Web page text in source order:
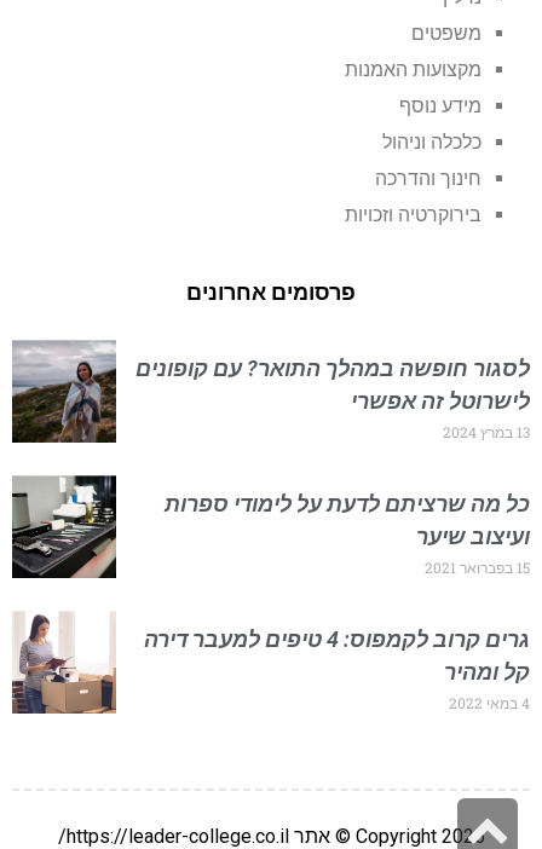
משפטים
מקצועות האמנות
מידע נוסף
כלכלה וניהול
חינוך והדרכה
בירוקרטיה וזכויות
פרסומים אחרונים
לסגור חופשה במהלך התואר? עם קופונים
לישרוטל זה אפשרי
13 במרץ 2024
כל מה שרציתם לדעת על לימודי ספרות
ועיצוב שיער
15 בפברואר 2021
גרים קרוב לקמפוס: 4 טיפים למעבר דירה
קל ומהיר
4 במאי 2022
Copyright 2026 © אתר https://leader-college.co.il/
גלילה